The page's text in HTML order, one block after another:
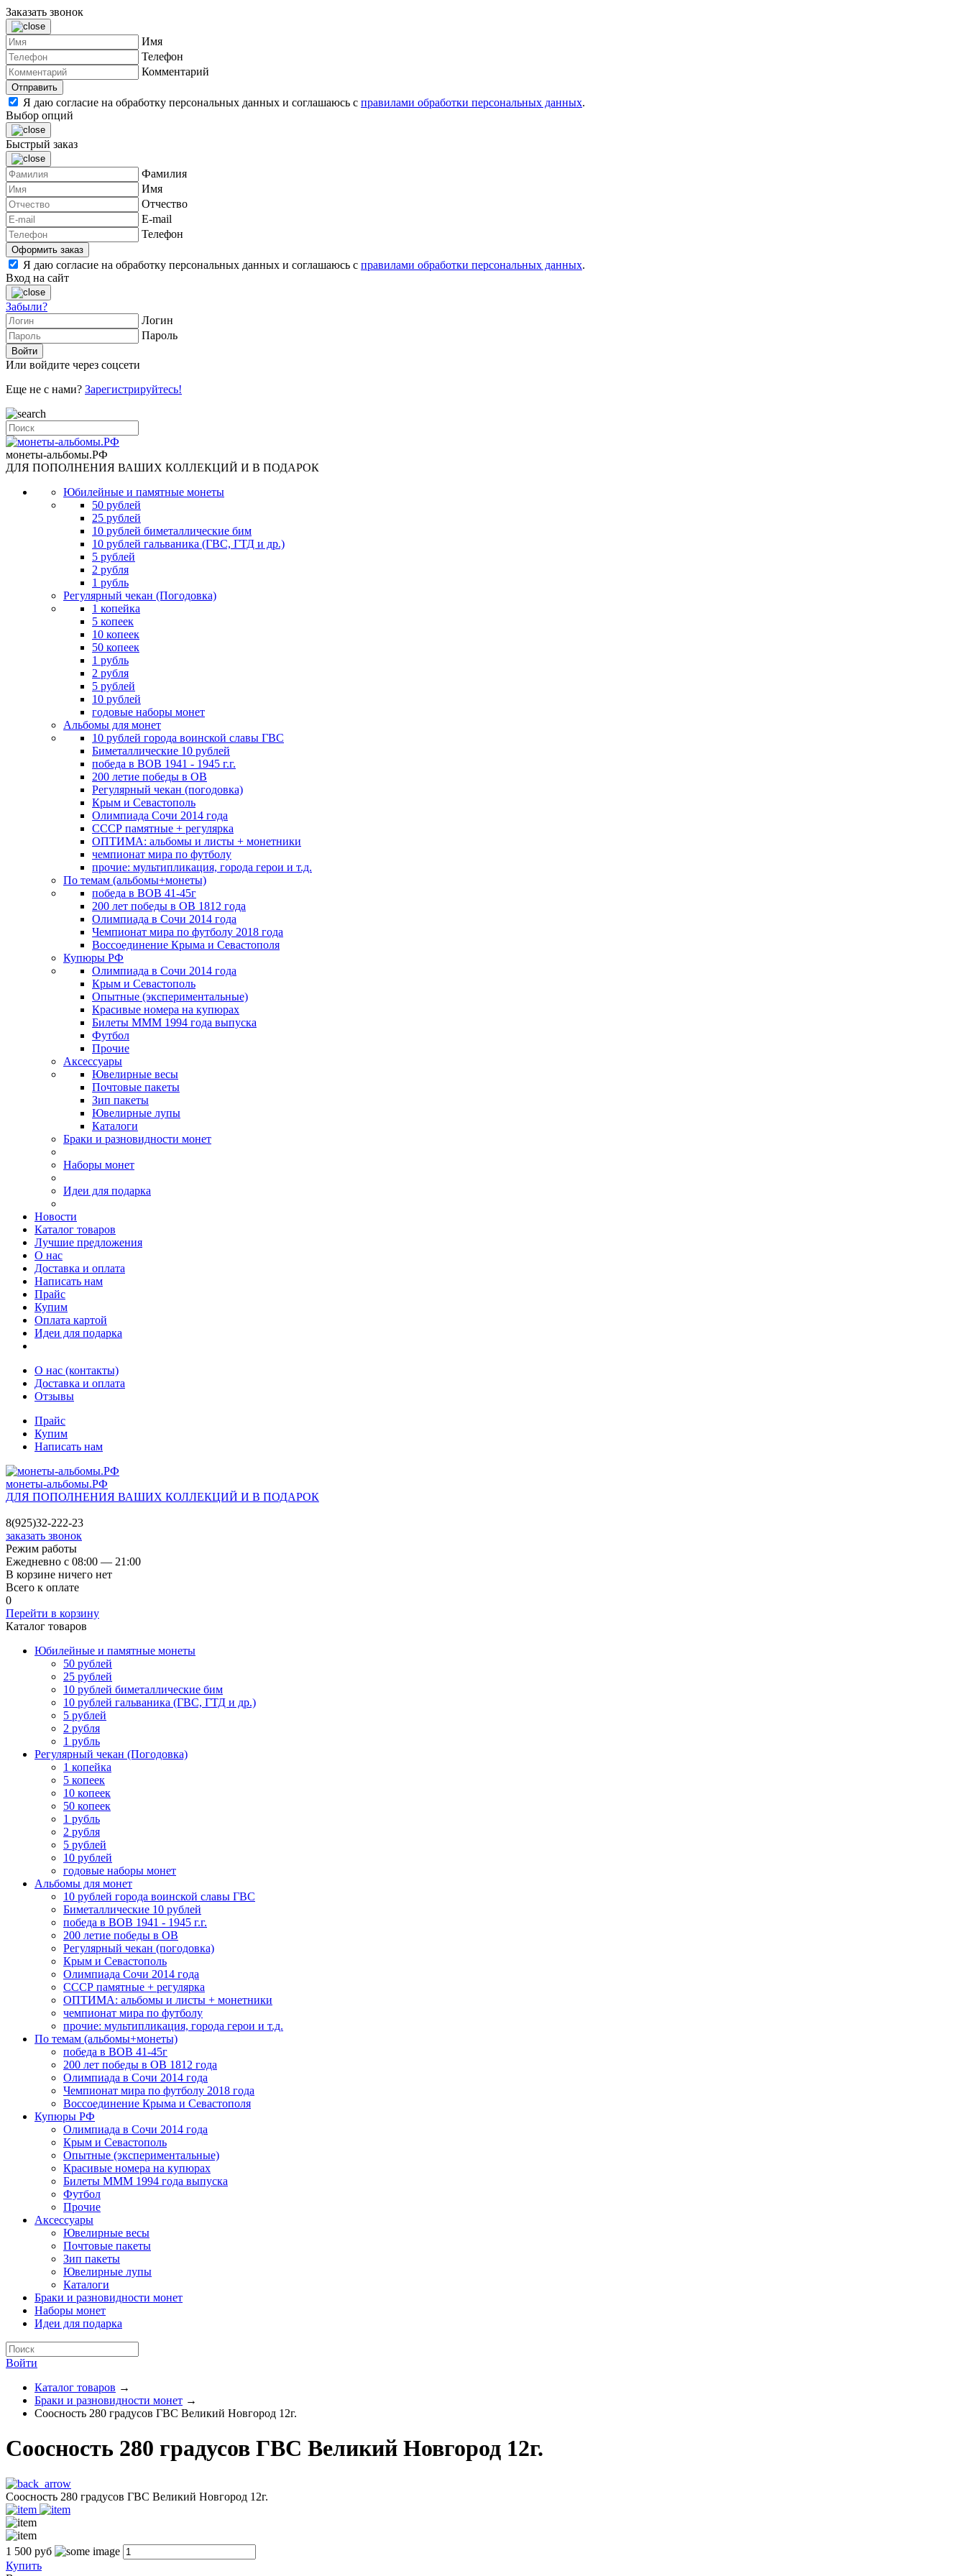
Заказать звонок
Имя
Телефон
Комментарий
Я даю согласие на обработку персональных данных и соглашаюсь с правилами обработки персональных данных.
Выбор опций
Быстрый заказ
Фамилия
Имя
Отчество
E-mail
Телефон
Я даю согласие на обработку персональных данных и соглашаюсь с правилами обработки персональных данных.
Вход на сайт
Забыли?
Логин
Пароль
Или войдите через соцсети
Еще не с нами? Зарегистрируйтесь!
монеты-альбомы.РФ
ДЛЯ ПОПОЛНЕНИЯ ВАШИХ КОЛЛЕКЦИЙ И В ПОДАРОК
Юбилейные и памятные монеты
50 рублей
25 рублей
10 рублей биметаллические бим
10 рублей гальваника (ГВС, ГТД и др.)
5 рублей
2 рубля
1 рубль
Регулярный чекан (Погодовка)
1 копейка
5 копеек
10 копеек
50 копеек
1 рубль
2 рубля
5 рублей
10 рублей
годовые наборы монет
Альбомы для монет
10 рублей города воинской славы ГВС
Биметаллические 10 рублей
победа в ВОВ 1941 - 1945 г.г.
200 летие победы в ОВ
Регулярный чекан (погодовка)
Крым и Севастополь
Олимпиада Сочи 2014 года
СССР памятные + регулярка
ОПТИМА: альбомы и листы + монетники
чемпионат мира по футболу
прочие: мультипликация, города герои и т.д.
По темам (альбомы+монеты)
победа в ВОВ 41-45г
200 лет победы в ОВ 1812 года
Олимпиада в Сочи 2014 года
Чемпионат мира по футболу 2018 года
Воссоединение Крыма и Севастополя
Купюры РФ
Олимпиада в Сочи 2014 года
Крым и Севастополь
Опытные (экспериментальные)
Красивые номера на купюрах
Билеты МММ 1994 года выпуска
Футбол
Прочие
Аксессуары
Ювелирные весы
Почтовые пакеты
Зип пакеты
Ювелирные лупы
Каталоги
Браки и разновидности монет
Наборы монет
Идеи для подарка
Новости
Каталог товаров
Лучшие предложения
О нас
Доставка и оплата
Написать нам
Прайс
Купим
Оплата картой
Идеи для подарка
О нас (контакты)
Доставка и оплата
Отзывы
Прайс
Купим
Написать нам
монеты-альбомы.РФ
ДЛЯ ПОПОЛНЕНИЯ ВАШИХ КОЛЛЕКЦИЙ И В ПОДАРОК
8(925)32-222-23
заказать звонок
Режим работы
Ежедневно с 08:00 — 21:00
В корзине ничего нет
Всего к оплате
0
Перейти в корзину
Каталог товаров
Юбилейные и памятные монеты
50 рублей
25 рублей
10 рублей биметаллические бим
10 рублей гальваника (ГВС, ГТД и др.)
5 рублей
2 рубля
1 рубль
Регулярный чекан (Погодовка)
1 копейка
5 копеек
10 копеек
50 копеек
1 рубль
2 рубля
5 рублей
10 рублей
годовые наборы монет
Альбомы для монет
10 рублей города воинской славы ГВС
Биметаллические 10 рублей
победа в ВОВ 1941 - 1945 г.г.
200 летие победы в ОВ
Регулярный чекан (погодовка)
Крым и Севастополь
Олимпиада Сочи 2014 года
СССР памятные + регулярка
ОПТИМА: альбомы и листы + монетники
чемпионат мира по футболу
прочие: мультипликация, города герои и т.д.
По темам (альбомы+монеты)
победа в ВОВ 41-45г
200 лет победы в ОВ 1812 года
Олимпиада в Сочи 2014 года
Чемпионат мира по футболу 2018 года
Воссоединение Крыма и Севастополя
Купюры РФ
Олимпиада в Сочи 2014 года
Крым и Севастополь
Опытные (экспериментальные)
Красивые номера на купюрах
Билеты МММ 1994 года выпуска
Футбол
Прочие
Аксессуары
Ювелирные весы
Почтовые пакеты
Зип пакеты
Ювелирные лупы
Каталоги
Браки и разновидности монет
Наборы монет
Идеи для подарка
Войти
Каталог товаров →
Браки и разновидности монет →
Соосность 280 градусов ГВС Великий Новгород 12г.
Соосность 280 градусов ГВС Великий Новгород 12г.
Соосность 280 градусов ГВС Великий Новгород 12г.
1 500 руб
Купить